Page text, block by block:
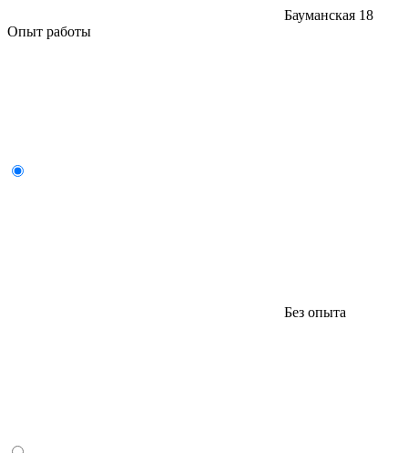
Бауманская 18
Опыт работы
Без опыта